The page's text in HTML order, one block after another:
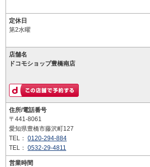
定休日
第2水曜
店舗名
ドコモショップ豊橋南店
住所/電話番号
〒441-8061
愛知県豊橋市藤沢町127
TEL： 0120-294-884
TEL： 0532-29-4811
営業時間